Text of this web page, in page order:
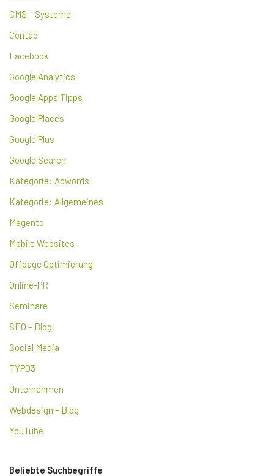
CMS – Systeme
Contao
Facebook
Google Analytics
Google Apps Tipps
Google Places
Google Plus
Google Search
Kategorie: Adwords
Kategorie: Allgemeines
Magento
Mobile Websites
Offpage Optimierung
Online-PR
Seminare
SEO – Blog
Social Media
TYPO3
Unternehmen
Webdesign – Blog
YouTube
Beliebte Suchbegriffe